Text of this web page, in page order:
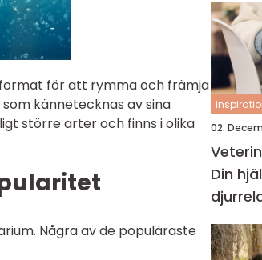
för att rymma och främja
kännetecknas av sina
större arter och finns i olika
Några av de populäraste
02.
Din